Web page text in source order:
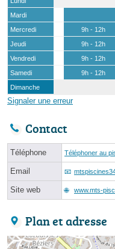
Mardi
Mercredi
9h - 12h
Jeudi
9h - 12h
Vendredi
9h - 12h
Samedi
9h - 12h
Dimanche
Signaler une erreur
Contact
Téléphone Téléphoner au
Email
Site web www.mts-
Plan et adresse